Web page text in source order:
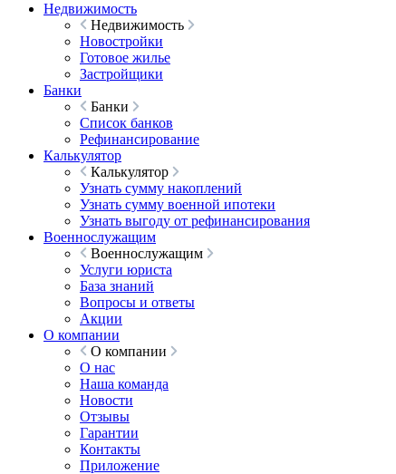
Недвижимость
Недвижимость
Новостройки
Готовое жилье
Застройщики
Банки
Банки
Список банков
Рефинансирование
Калькулятор
Калькулятор
Узнать сумму накоплений
Узнать сумму военной ипотеки
Узнать выгоду от рефинансирования
Военнослужащим
Военнослужащим
Услуги юриста
База знаний
Вопросы и ответы
Акции
О компании
О компании
О нас
Наша команда
Новости
Отзывы
Гарантии
Контакты
Приложение